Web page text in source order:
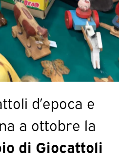
d’epoca e
a ottobre la
di Giocattoli